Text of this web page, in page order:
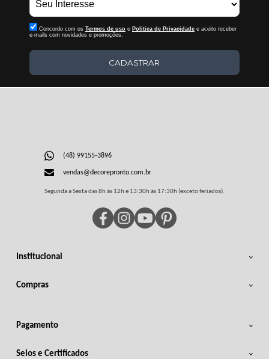
Concordo com os Termos de uso e Politica de Privacidadee aceito receber
e-mails com novidades e promoções.
CADASTRAR
Institucional
Compras
(48) 99155-3896
vendas@decorepronto.com.br
Segunda a Sexta das 8h às 12h e 13:30h às 17:30h (exceto feriados).
Pagamento
Selos e Certificados